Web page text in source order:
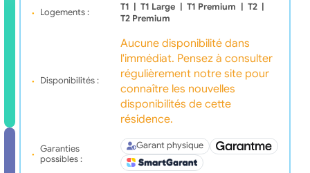
Logements :
T1 | T1 Large | T1 Premium | T2 |
T2 Premium
Disponibilités :
Aucune disponibilité dans
l'immédiat. Pensez à consulter
régulièrement notre site pour
connaître les nouvelles
disponibilités de cette
résidence.
Garanties
possibles :
Garant physique